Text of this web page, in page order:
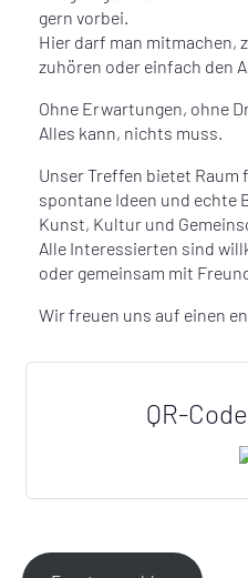
gern vorbei.
Hier darf man mitmachen,
zuhören oder einfach den
Ohne Erwartungen, ohne
Alles kann, nichts muss.
Unser Treffen bietet Raum
spontane Ideen und echte
Kunst, Kultur und
Alle Interessierten sind
oder gemeinsam mit
Wir freuen uns auf einen
QR-